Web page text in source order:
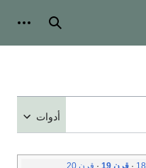
بحث
أدوات